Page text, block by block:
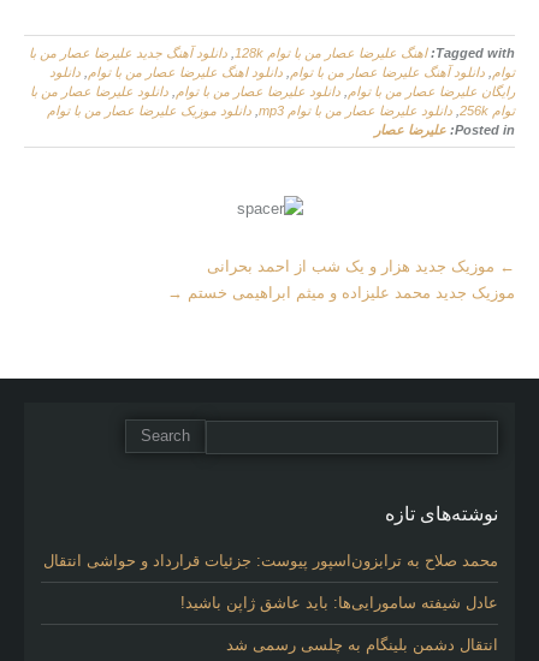
Tagged with: اهنگ علیرضا عصار من با توام 128k
دانلود آهنگ جدید علیرضا عصار من با
توام دانلود آهنگ علیرضا عصار من با توام دانلود اهنگ علیرضا عصار من با توام دانلود
رایگان علیرضا عصار من با توام دانلود علیرضا عصار من با توام دانلود علیرضا عصار من با
توام 256k
دانلود علیرضا عصار من با توام mp3
دانلود موزیک علیرضا عصار من با توام
Posted in: علیرضا عصار
More
Articles
← موزیک جدید هزار و یک شب از احمد بحرانی
موزیک جدید محمد علیزاده و میثم ابراهیمی خستم →
نوشته‌های تازه
محمد صلاح به ترابزون‌اسپور پیوست: جزئیات قرارداد و حواشی انتقال
عادل شیفته سامورایی‌ها: باید عاشق ژاپن باشید!
انتقال دشمن بلینگام به چلسی رسمی شد